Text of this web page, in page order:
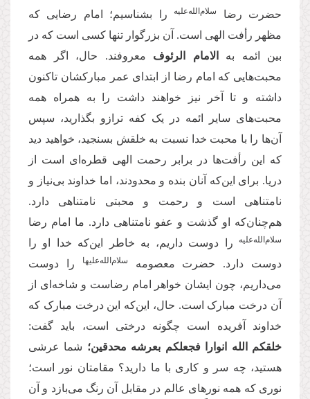
حضرت رضا
سلام‌الله‌علیه
را بشناسیم؛ امام رضایی که
مظهر رأفت الهی است. آن بزرگوار تنها کسی است که در
بین ائمه به
الامام الرئوف معروفند. حال، اگر همه
محبت‌هایی که امام رضا از ابتدای عمر مبارکشان تاکنون
داشته و تا آخر نیز خواهند داشت را به همراه همه
محبت‌های سایر ائمه در یک کفه ترازو بگذارید، سپس
آن‌ها را با محبت خدا نسبت به خلقش بسنجید، خواهید دید
که این رأفت‌ها در برابر رحمت الهی قطره‌ای است از
دریا. برای این‌که آنان بنده و محدودند، اما خداوند بی‌نیاز و
نامتناهی است و رحمت و محبتی نامتناهی دارد.
هم‌چنان‌که او گذشت و عفو نامتناهی دارد. ما امام رضا
سلام‌الله‌علیه
را دوست داریم، به خاطر این‌که خدا او را
دوست دارد. حضرت معصومه
سلام‌الله‌علیها
را دوست
می‌داریم، چون ایشان خواهر امام رضاست و شاخه‌ای از
آن درخت مبارک است. حال، این‌که این درخت مبارک که
خداوند آفریده است چگونه درختی است، باید گفت:
خلقکم الله انوارا فجعلکم بعرشه محدقین؛ شما عرشی
هستید، چه سر و کاری با ما دارید؟ مقامتان نور است؛
نوری که همه نورهای عالم در مقابل آن رنگ می‌بازد و آن